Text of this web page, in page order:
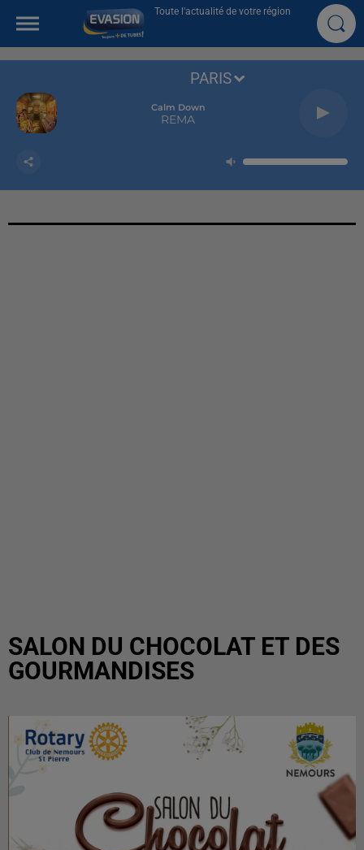
Toute l'actualité de votre région
Calm Down
REMA
PARIS
SALON DU CHOCOLAT ET DES
GOURMANDISES